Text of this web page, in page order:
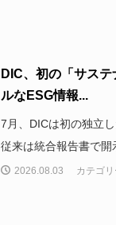
DIC、初の「サス
ルなESG情報...
7月、DICは初の独立
従来は統合報告書で
2026.08.03 カテゴ